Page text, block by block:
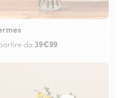
da 39€99